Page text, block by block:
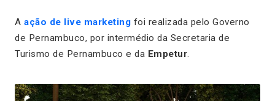
A ação de live marketing foi realizada pelo Governo
de Pernambuco, por intermédio da Secretaria de
Turismo de Pernambuco e da Empetur.